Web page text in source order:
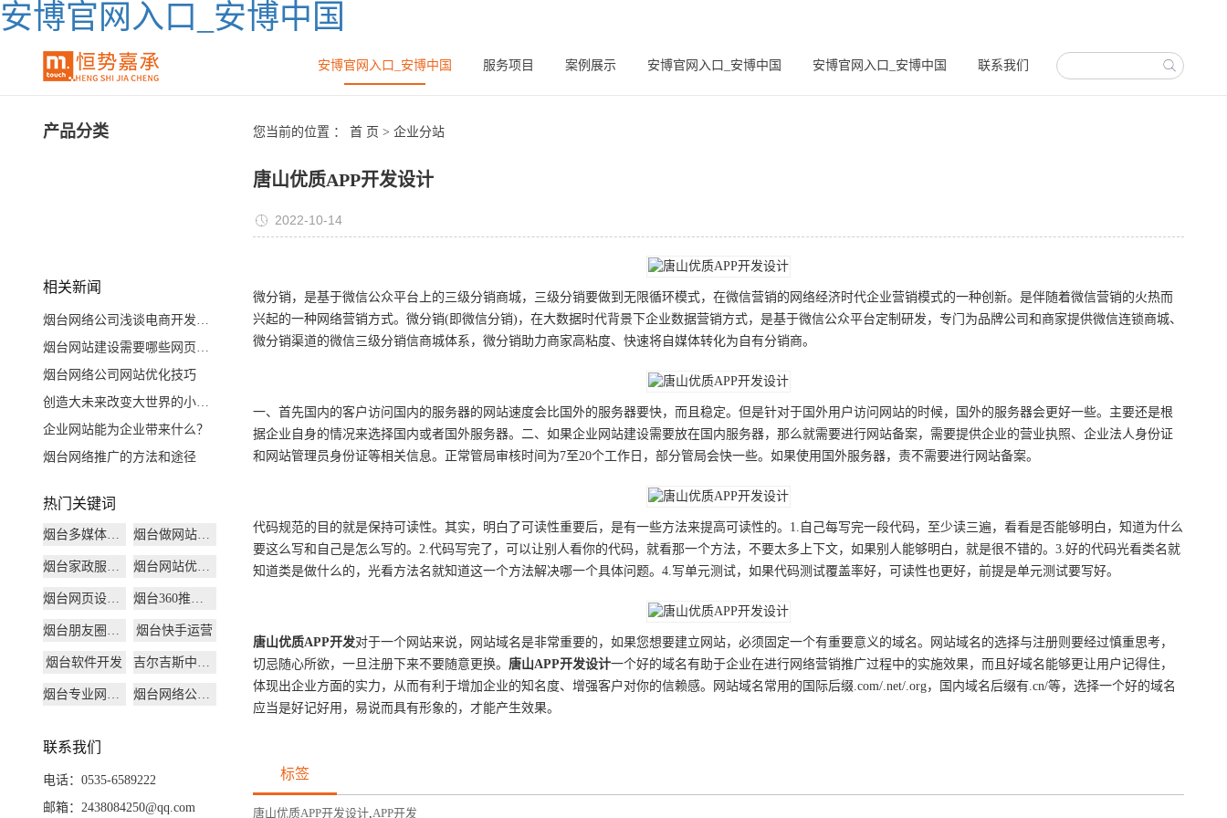
安博官网入口_安博中国
安博官网入口_安博中国 服务项目 案例展示 安博官网入口_安博中国 安博官网入口_安博中国 联系我们
产品分类
相关新闻
烟台网络公司浅谈电商开发未来发展前景
烟台网站建设需要哪些网页文件？
烟台网络公司网站优化技巧
创造大未来改变大世界的小程序
企业网站能为企业带来什么？
烟台网络推广的方法和途径
热门关键词
烟台多媒体软件开发 烟台做网站公司
烟台家政服务小程序 烟台网站优化推广
烟台网页设计制作 烟台360推广公司
烟台朋友圈推广广告 烟台快手运营
烟台软件开发 吉尔吉斯中国大学
烟台专业网站建设 烟台网络公司有哪些
联系我们
电话：0535-6589222
邮箱：2438084250@qq.com
您当前的位置 ： 首 页 > 企业分站
唐山优质APP开发设计
2022-10-14
微分销，是基于微信公众平台上的三级分销商城，三级分销要做到无限循环模式，在微信营销的网络经济时代企业营销模式的一种创新。是伴随着微信营销的火热而
兴起的一种网络营销方式。微分销(即微信分销)，在大数据时代背景下企业数据营销方式，是基于微信公众平台定制研发，专门为品牌公司和商家提供微信连锁商城、
微分销渠道的微信三级分销信商城体系，微分销助力商家高粘度、快速将自媒体转化为自有分销商。
一、首先国内的客户访问国内的服务器的网站速度会比国外的服务器要快，而且稳定。但是针对于国外用户访问网站的时候，国外的服务器会更好一些。主要还是根
据企业自身的情况来选择国内或者国外服务器。二、如果企业网站建设需要放在国内服务器，那么就需要进行网站备案，需要提供企业的营业执照、企业法人身份证
和网站管理员身份证等相关信息。正常管局审核时间为7至20个工作日，部分管局会快一些。如果使用国外服务器，责不需要进行网站备案。
代码规范的目的就是保持可读性。其实，明白了可读性重要后，是有一些方法来提高可读性的。1.自己每写完一段代码，至少读三遍，看看是否能够明白，知道为什么
要这么写和自己是怎么写的。2.代码写完了，可以让别人看你的代码，就看那一个方法，不要太多上下文，如果别人能够明白，就是很不错的。3.好的代码光看类名就
知道类是做什么的，光看方法名就知道这一个方法解决哪一个具体问题。4.写单元测试，如果代码测试覆盖率好，可读性也更好，前提是单元测试要写好。
唐山优质APP开发对于一个网站来说，网站域名是非常重要的，如果您想要建立网站，必须固定一个有重要意义的域名。网站域名的选择与注册则要经过慎重思考，
切忌随心所欲，一旦注册下来不要随意更换。 唐山APP开发设计一个好的域名有助于企业在进行网络营销推广过程中的实施效果，而且好域名能够更让用户记得住，
体现出企业方面的实力，从而有利于增加企业的知名度、增强客户对你的信赖感。网站域名常用的国际后缀.com/.net/.org，国内域名后缀有.cn/等，选择一个好的域名
应当是好记好用，易说而具有形象的，才能产生效果。
标签
唐山优质APP开发设计,APP开发